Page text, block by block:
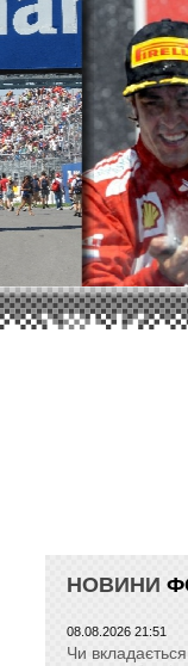
НОВИНИ
08.08.2026 21:51
Чи